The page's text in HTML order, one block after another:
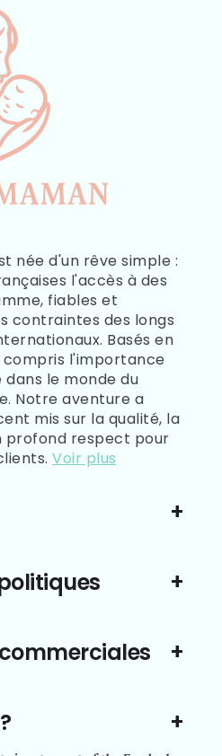
née d'un rêve simple :
l'accès à des
fiables et
contraintes des longs
Basés en
compris l'importance
le monde du
Notre aventure a
mis sur la qualité, la
profond respect pour
Voir plus